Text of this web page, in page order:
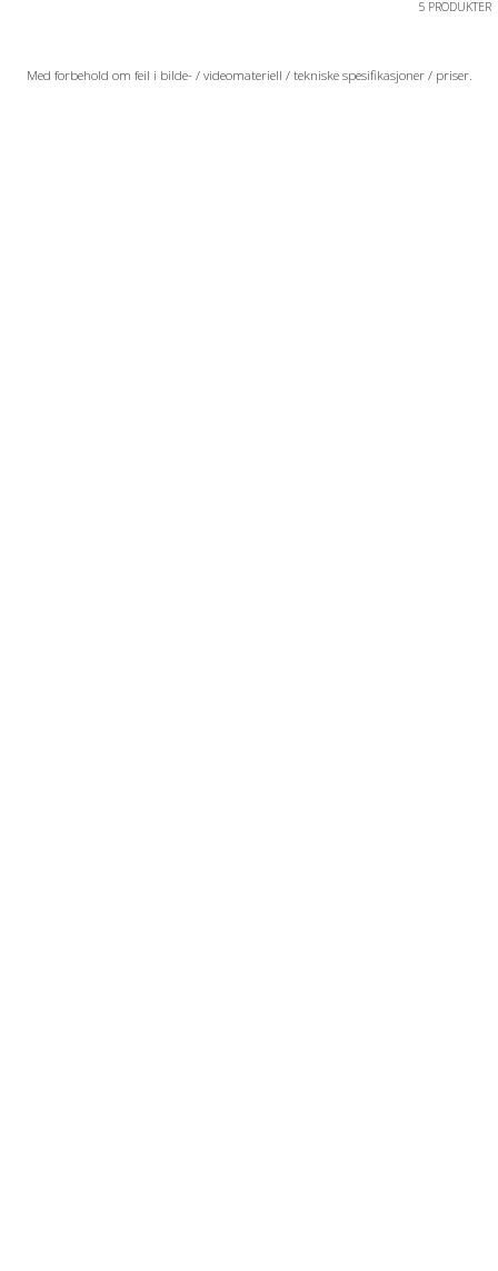
5 PRODUKTER
Med forbehold om feil i bilde- / videomateriell / tekniske spesifikasjoner / priser.